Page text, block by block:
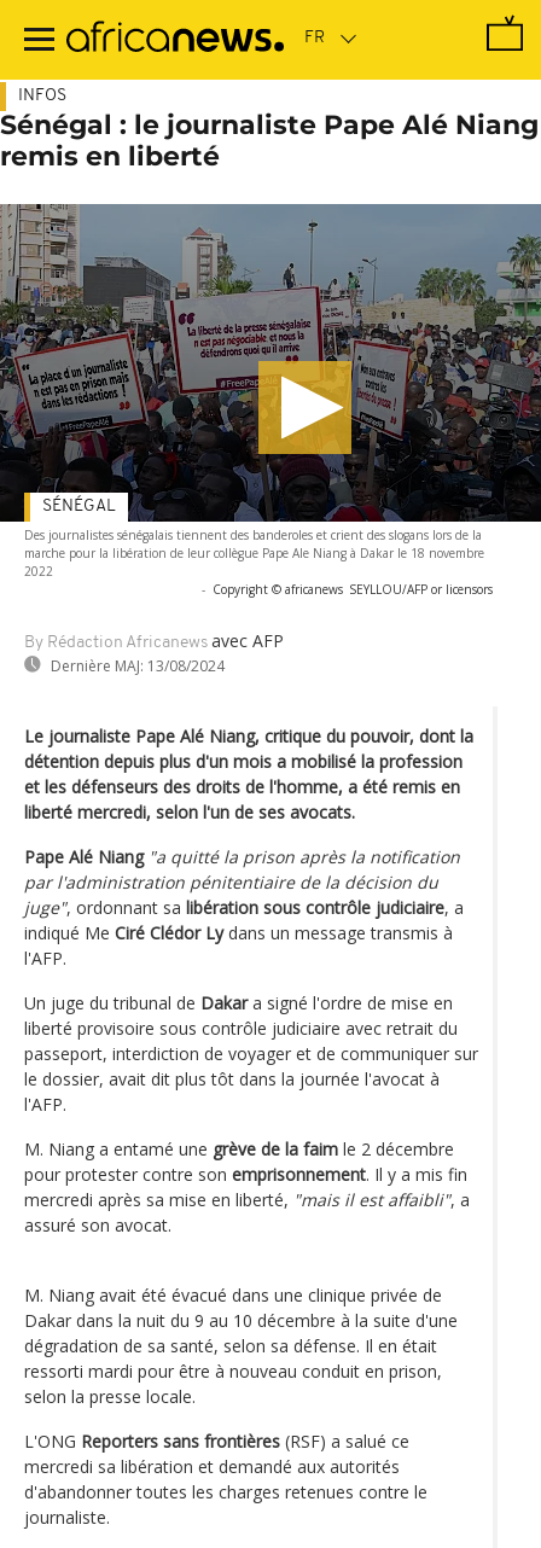
contenu
INFOS
Sénégal : le journaliste Pape Alé Niang
remis en liberté
Des journalistes sénégalais tiennent des banderoles et crient des slogans lors de la
marche pour la libération de leur collègue Pape Ale Niang à Dakar le 18 novembre
2022
- Copyright © africanews SEYLLOU/AFP or licensors
By Rédaction Africanews avec AFP
Dernière MAJ: 13/08/2024
SÉNÉGAL
Le journaliste Pape Alé Niang, critique du pouvoir, dont la
détention depuis plus d'un mois a mobilisé la profession
et les défenseurs des droits de l'homme, a été remis en
liberté mercredi, selon l'un de ses avocats.
Pape Alé Niang "a quitté la prison après la notification
par l'administration pénitentiaire de la décision du
juge", ordonnant sa libération sous contrôle judiciaire, a
indiqué Me Ciré Clédor Lydans un message transmis à
l'AFP.
Un juge du tribunal de Dakara signé l'ordre de mise en
liberté provisoire sous contrôle judiciaire avec retrait du
passeport, interdiction de voyager et de communiquer sur
le dossier, avait dit plus tôt dans la journée l'avocat à
l'AFP.
M. Niang a entamé une grève de la faim le 2 décembre
pour protester contre son emprisonnement. Il y a mis fin
mercredi après sa mise en liberté, "mais il est affaibli", a
assuré son avocat.
M. Niang avait été évacué dans une clinique privée de
Dakar dans la nuit du 9 au 10 décembre à la suite d'une
dégradation de sa santé, selon sa défense. Il en était
ressorti mardi pour être à nouveau conduit en prison,
selon la presse locale.
L'ONG Reporters sans frontières (RSF) a salué ce
mercredi sa libération et demandé aux autorités
d'abandonner toutes les charges retenues contre le
journaliste.